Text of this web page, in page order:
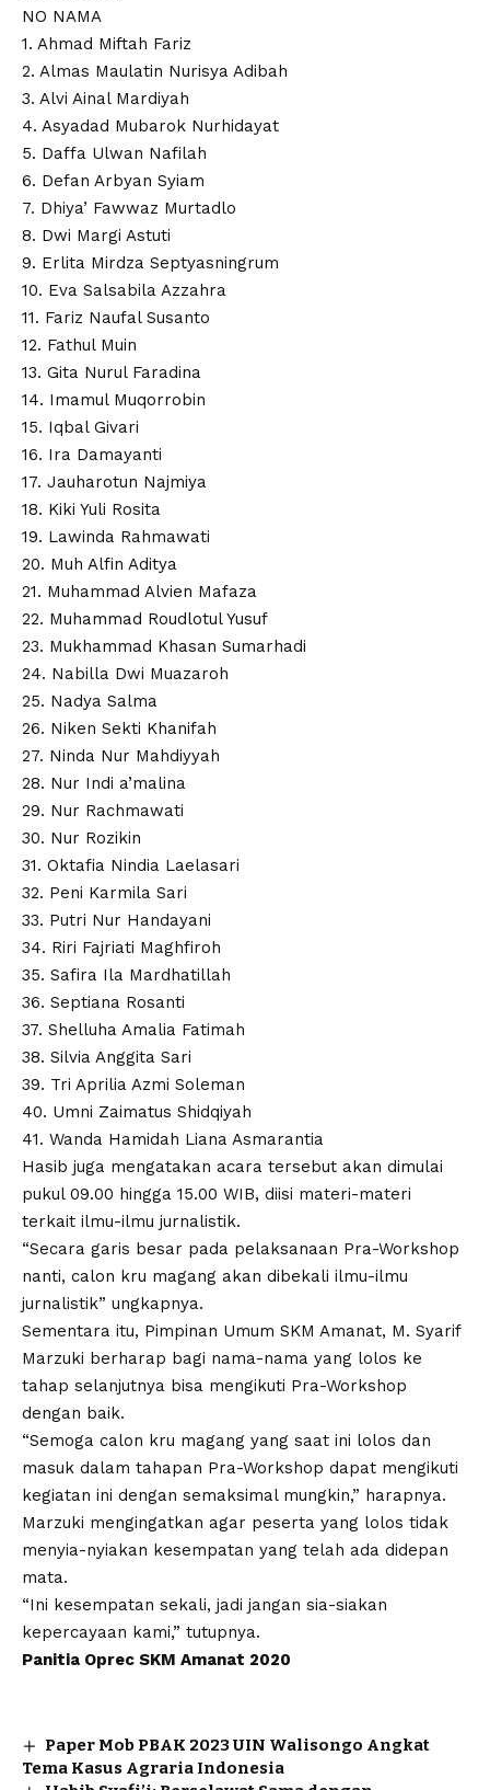
NO NAMA
1. Ahmad Miftah Fariz
2. Almas Maulatin Nurisya Adibah
3. Alvi Ainal Mardiyah
4. Asyadad Mubarok Nurhidayat
5. Daffa Ulwan Nafilah
6. Defan Arbyan Syiam
7. Dhiya’ Fawwaz Murtadlo
8. Dwi Margi Astuti
9. Erlita Mirdza Septyasningrum
10. Eva Salsabila Azzahra
11. Fariz Naufal Susanto
12. Fathul Muin
13. Gita Nurul Faradina
14. Imamul Muqorrobin
15. Iqbal Givari
16. Ira Damayanti
17. Jauharotun Najmiya
18. Kiki Yuli Rosita
19. Lawinda Rahmawati
20. Muh Alfin Aditya
21. Muhammad Alvien Mafaza
22. Muhammad Roudlotul Yusuf
23. Mukhammad Khasan Sumarhadi
24. Nabilla Dwi Muazaroh
25. Nadya Salma
26. Niken Sekti Khanifah
27. Ninda Nur Mahdiyyah
28. Nur Indi a’malina
29. Nur Rachmawati
30. Nur Rozikin
31. Oktafia Nindia Laelasari
32. Peni Karmila Sari
33. Putri Nur Handayani
34. Riri Fajriati Maghfiroh
35. Safira Ila Mardhatillah
36. Septiana Rosanti
37. Shelluha Amalia Fatimah
38. Silvia Anggita Sari
39. Tri Aprilia Azmi Soleman
40. Umni Zaimatus Shidqiyah
41. Wanda Hamidah Liana Asmarantia
Hasib juga mengatakan acara tersebut akan dimulai
pukul 09.00 hingga 15.00 WIB, diisi materi-materi
terkait ilmu-ilmu jurnalistik.
“Secara garis besar pada pelaksanaan Pra-Workshop
nanti, calon kru magang akan dibekali ilmu-ilmu
jurnalistik” ungkapnya.
Sementara itu, Pimpinan Umum SKM Amanat, M. Syarif
Marzuki berharap bagi nama-nama yang lolos ke
tahap selanjutnya bisa mengikuti Pra-Workshop
dengan baik.
“Semoga calon kru magang yang saat ini lolos dan
masuk dalam tahapan Pra-Workshop dapat mengikuti
kegiatan ini dengan semaksimal mungkin,” harapnya.
Marzuki mengingatkan agar peserta yang lolos tidak
menyia-nyiakan kesempatan yang telah ada didepan
mata.
“Ini kesempatan sekali, jadi jangan sia-siakan
kepercayaan kami,” tutupnya.
Panitia Oprec SKM Amanat 2020
Paper Mob PBAK 2023 UIN Walisongo Angkat
Tema Kasus Agraria Indonesia